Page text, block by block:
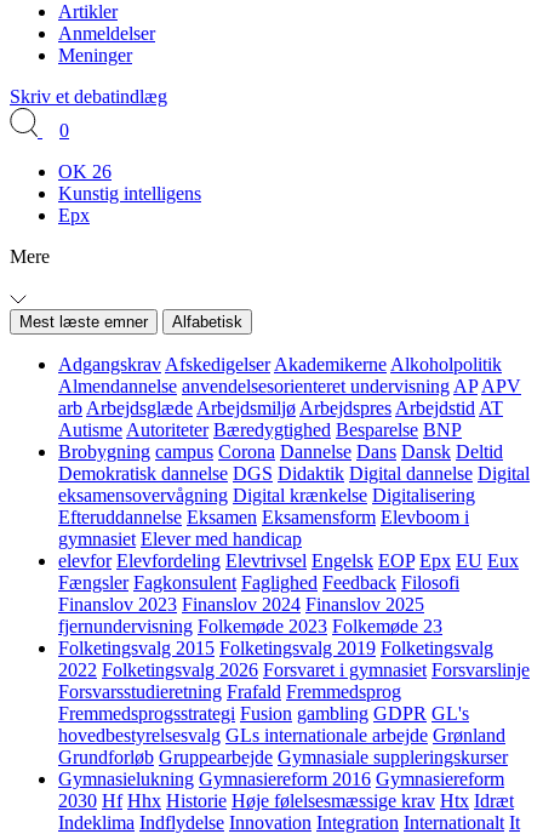
Artikler
Anmeldelser
Meninger
Skriv et debatindlæg
0
OK 26
Kunstig intelligens
Epx
Mere
Mest læste emner Alfabetisk
Adgangskrav Afskedigelser Akademikerne Alkoholpolitik
Almendannelse anvendelsesorienteret undervisning AP APV
arb Arbejdsglæde Arbejdsmiljø Arbejdspres Arbejdstid AT
Autisme Autoriteter Bæredygtighed Besparelse BNP
Brobygning campus Corona Dannelse Dans Dansk Deltid
Demokratisk dannelse DGS Didaktik Digital dannelse Digital
eksamensovervågning Digital krænkelse Digitalisering
Efteruddannelse Eksamen Eksamensform Elevboom i
gymnasiet Elever med handicap
elevfor Elevfordeling Elevtrivsel Engelsk EOP Epx EU Eux
Fængsler Fagkonsulent Faglighed Feedback Filosofi
Finanslov 2023 Finanslov 2024 Finanslov 2025
fjernundervisning Folkemøde 2023 Folkemøde 23
Folketingsvalg 2015 Folketingsvalg 2019 Folketingsvalg
2022 Folketingsvalg 2026 Forsvaret i gymnasiet Forsvarslinje
Forsvarsstudieretning Frafald Fremmedsprog
Fremmedsprogsstrategi Fusion gambling GDPR GL's
hovedbestyrelsesvalg GLs internationale arbejde Grønland
Grundforløb Gruppearbejde Gymnasiale suppleringskurser
Gymnasielukning Gymnasiereform 2016 Gymnasiereform
2030 Hf Hhx Historie Høje følelsesmæssige krav Htx Idræt
Indeklima Indflydelse Innovation Integration Internationalt It